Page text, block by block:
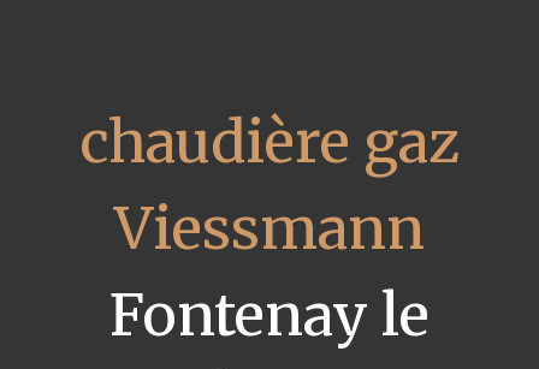
chaudière gaz
Viessmann
Fontenay le